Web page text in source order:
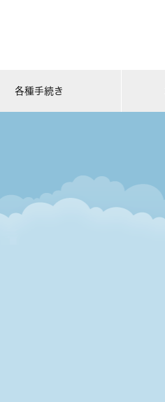
各種手続き